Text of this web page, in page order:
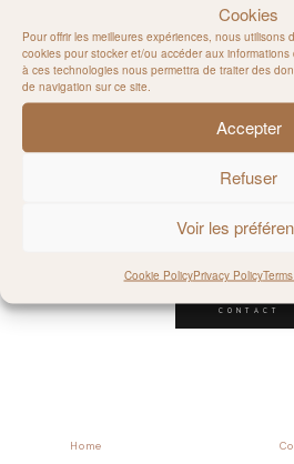
Cookies
Pour offrir les meilleures expériences, nous utilisons
cookies pour stocker et/ou accéder aux
à ces technologies nous permettra de traiter des
de navigation sur ce site.
Accepter
Refuser
Voir les
Cookie PolicyPrivacy Policy
Home
CONTACT